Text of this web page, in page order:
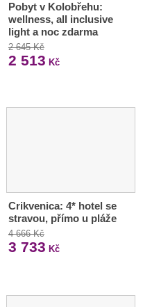
Pobyt v Kolobřehu:
wellness, all inclusive
light a noc zdarma
2 645 Kč
2 513 Kč
Crikvenica: 4* hotel se
stravou, přímo u pláže
4 666 Kč
3 733 Kč